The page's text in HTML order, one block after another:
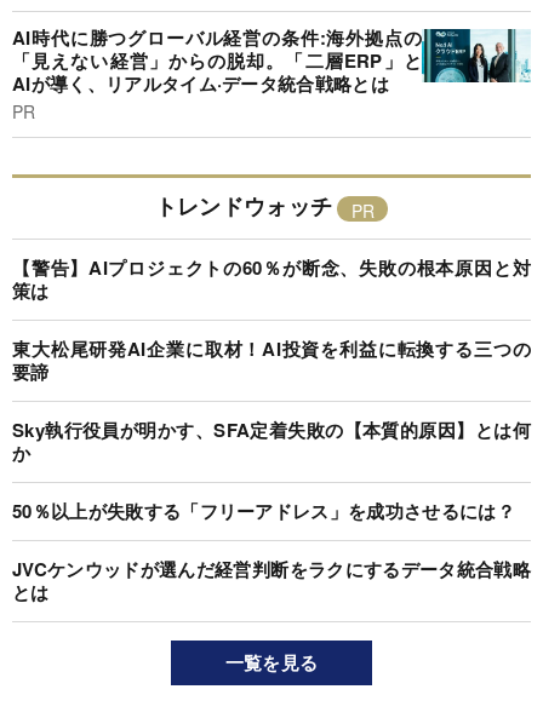
AI時代に勝つグローバル経営の条件:海外拠点の
「見えない経営」からの脱却。「二層ERP」と
AIが導く、リアルタイム·データ統合戦略とは
PR
トレンドウォッチ
【警告】AIプロジェクトの60％が断念、失敗の根本原因と対
策は
東大松尾研発AI企業に取材！AI投資を利益に転換する三つの
要諦
Sky執行役員が明かす、SFA定着失敗の【本質的原因】とは何
か
50％以上が失敗する「フリーアドレス」を成功させるには？
JVCケンウッドが選んだ経営判断をラクにするデータ統合戦略
とは
一覧を見る